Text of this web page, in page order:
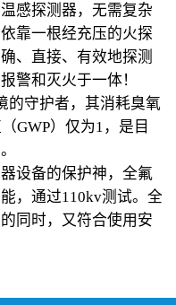
感探测器，无需复杂
靠一根经充压的火探
、直接、有效地探测
警和灭火于一体！
的守护者，其消耗臭氧
GWP）仅为1，是目
设备的保护神，全氟
，通过110kv测试。全
同时，又符合使用安